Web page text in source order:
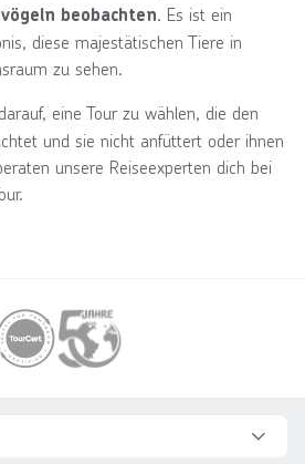
beobachten. Es ist ein
diese majestätischen Tiere in
zu sehen.
eine Tour zu wählen, die den
und sie nicht anfüttert oder ihnen
unsere Reiseexperten dich bei